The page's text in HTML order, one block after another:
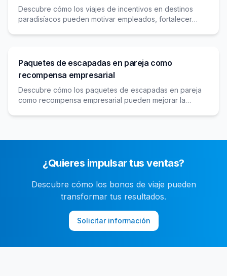
Descubre cómo los viajes de incentivos en destinos
paradisíacos pueden motivar empleados, fortalecer
Paquetes de escapadas en pareja como
recompensa empresarial
Descubre cómo los paquetes de escapadas en pareja
como recompensa empresarial pueden mejorar la
¿Quieres impulsar tus ventas?
Descubre cómo los bonos de viaje pueden
transformar tus resultados.
Solicitar información